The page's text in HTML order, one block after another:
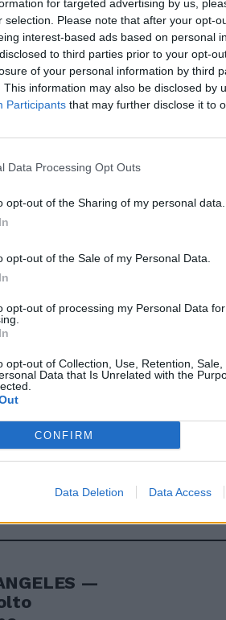
for targeted advertising by us,
selection. Please note that after your opt-
interest-based ads based on personal
to third parties prior to your opt-
of your personal information by third
This information may also be disclosed by
Participants that may further disclose it to
Data Processing Opt Outs
opt-out of the Sharing of my personal data.
opt-out of the Sale of my Personal Data.
opt-out of processing my Personal Data
opt-out of Collection, Use, Retention,
Data that Is Unrelated with the
CONFIRM
Data Deletion Data Access
—
delle mode e
...
— A
con le
la Lazio
—